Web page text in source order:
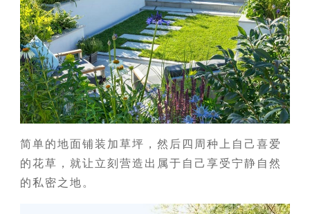
简单的地面铺装加草坪，然后四周种上自己喜爱
的花草，就让立刻营造出属于自己享受宁静自然
的私密之地。